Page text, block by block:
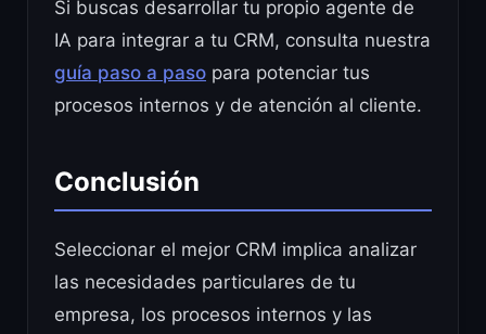
Si buscas desarrollar tu propio agente de
IA para integrar a tu CRM, consulta nuestra
guía paso a paso para potenciar tus
procesos internos y de atención al cliente.
Conclusión
Seleccionar el mejor CRM implica analizar
las necesidades particulares de tu
empresa, los procesos internos y las